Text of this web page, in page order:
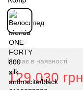
Немає в наявності
129 030 грн